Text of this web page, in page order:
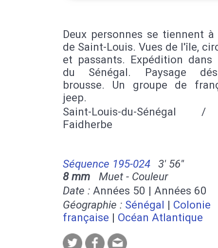
Deux personnes se tiennent à
de Saint-Louis. Vues de l'île,
et passants. Expédition dans
du Sénégal. Paysage
brousse. Un groupe de
jeep.
Saint-Louis-du-Sénégal
Faidherbe
Séquence 195-024
3' 56''
8 mm Muet - Couleur
Date : Années 50 | Années 60
Géographie : Sénégal | Colonie
française | Océan Atlantique